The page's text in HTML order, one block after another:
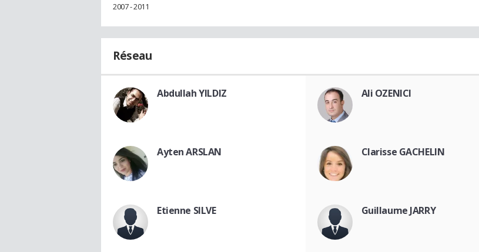
2007 - 2011
Réseau
Abdullah YILDIZ Ali OZENICI
Ayten ARSLAN Clarisse GACHELIN
Etienne SILVE Guillaume JARRY